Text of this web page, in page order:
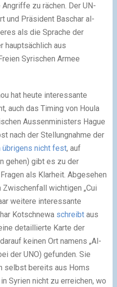
zu rächen. Der UN-
und Präsident Baschar al-
als die Sprache der
hauptsächlich aus
Syrischen Armee
hat heute interessante
auch das Timing von Houla
Aussenministers Hague
nach der Stellungnahme der
übrigens nicht fest, auf
gehen) gibt es zu der
als Klarheit. Abgesehen
wichtigen „Cui
weitere interessante
Kotschnewa schreibtaus
detaillierte Karte der
keinen Ort namens „Al-
der UNO) gefunden. Sie
selbst bereits aus Homs
Syrien nicht zu erreichen, wo